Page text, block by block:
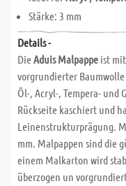
Stärke: 3 mm
Details -
DieAduis Malpappe ist
vorgrundierter
Öl-, Acryl-, Tempera- und
Rückseite kaschiert und
Leinenstrukturprägung.
mm. Malpappen sind die
einem Malkarton wird
überzogen un